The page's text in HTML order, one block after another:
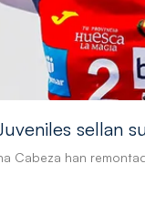
sellan
Cabeza han